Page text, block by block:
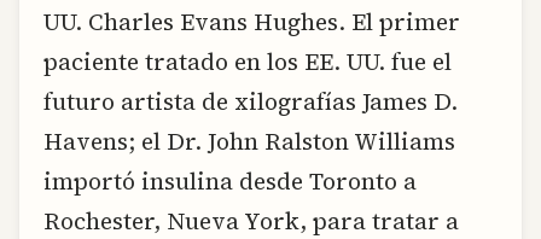
UU. Charles Evans Hughes. El primer
paciente tratado en los EE. UU. fue el
futuro artista de xilografías James D.
Havens; el Dr. John Ralston Williams
importó insulina desde Toronto a
Rochester, Nueva York, para tratar a